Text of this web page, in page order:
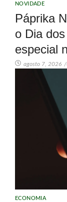
NOVIDADE
Páprika
o Dia
especial
agosto 7, 2026 /
ECONOMIA